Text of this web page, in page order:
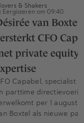
& Shakers
Eergisteren om 09:40
van Boxtel
CFO
private equity-
Capabel, specialist
parttime
per 1
Boxtel als nieuwe